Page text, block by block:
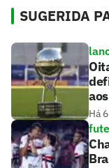
SUGERIDA
Há